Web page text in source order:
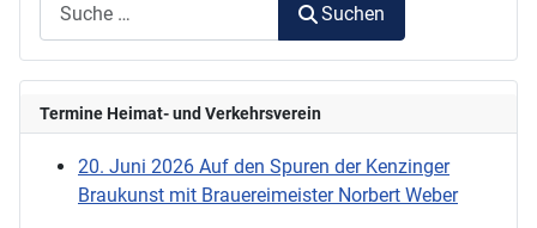
Suchen
Termine Heimat- und Verkehrsverein
20. Juni 2026 Auf den Spuren der Kenzinger
Braukunst mit Brauereimeister Norbert Weber